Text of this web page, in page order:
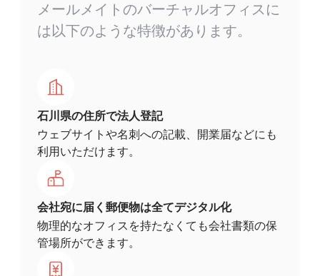
メールメイトのバーチャルオフィスに
は以下のような特徴があります。
石川県の住所で法人登記
ウェブサイトや名刺への記載、開業届などにも
利用いただけます。
会社宛に届く郵便物は全てデジタル化
物理的なオフィスを持たなくても会社書類の保
管場所ができます。